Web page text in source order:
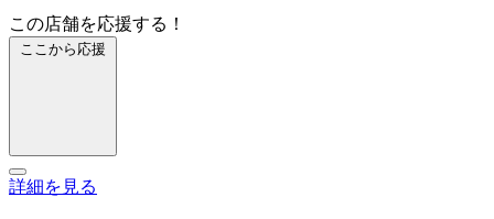
この店舗を応援する！
ここから応援
詳細を見る